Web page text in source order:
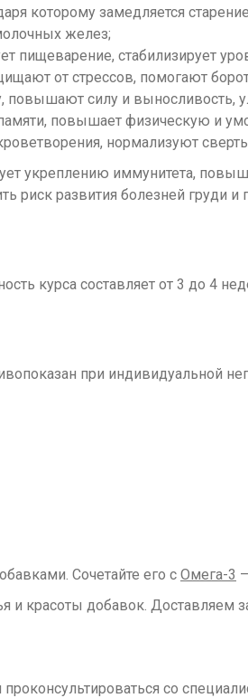
которому замедляется
желез;
пищеварение, стабилизирует
от стрессов, помогают
силу и выносливость,
повышает физическую и
нормализуют
укреплению иммунитета,
риск развития болезней груди и
курса составляет от 3 до 4
при индивидуальной
Сочетайте его с Омега-3
красоты добавок. Доставляем
со